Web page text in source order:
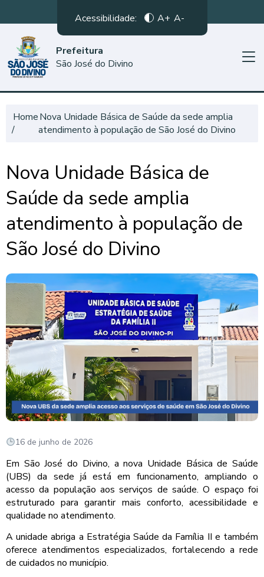
Acessibilidade: A+ A-
Prefeitura
São José do Divino
HomeNova Unidade Básica de Saúde da sede amplia
atendimento à população de São José do Divino
Nova Unidade Básica de
Saúde da sede amplia
atendimento à população de
São José do Divino
16 de junho de 2026
Em São José do Divino, a nova Unidade Básica de Saúde
(UBS) da sede já está em funcionamento, ampliando o
acesso da população aos serviços de saúde. O espaço foi
estruturado para garantir mais conforto, acessibilidade e
qualidade no atendimento.
A unidade abriga a Estratégia Saúde da Família II e também
oferece atendimentos especializados, fortalecendo a rede
de cuidados no município.